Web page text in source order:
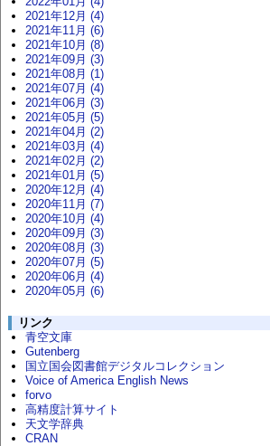
2021年12月 (4)
2021年11月 (6)
2021年10月 (8)
2021年09月 (3)
2021年08月 (1)
2021年07月 (4)
2021年06月 (3)
2021年05月 (5)
2021年04月 (2)
2021年03月 (4)
2021年02月 (2)
2021年01月 (5)
2020年12月 (4)
2020年11月 (7)
2020年10月 (4)
2020年09月 (3)
2020年08月 (3)
2020年07月 (5)
2020年06月 (4)
2020年05月 (6)
リンク
青空文庫
Gutenberg
国立国会図書館デジタルコレクション
Voice of America English News
forvo
高精度計算サイト
天文学辞典
CRAN